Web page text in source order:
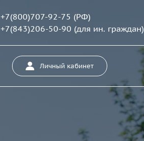
+7(800)707-92-75 (РФ)
+7(843)206-50-90 (для ин. граждан)
Личный кабинет